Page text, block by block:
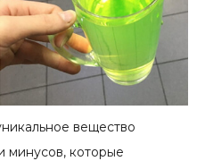
вещество
минусов, которые